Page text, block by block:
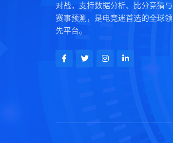
对战，支持数据分析、比分竞猜与
赛事预测，是电竞迷首选的全球领
先平台。